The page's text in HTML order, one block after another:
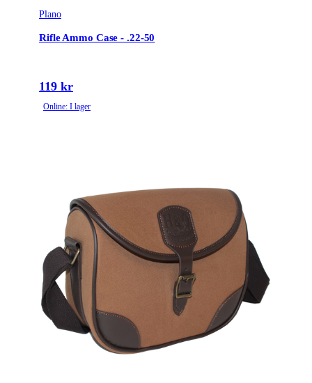
Plano
Rifle Ammo Case - .22-50
119 kr
Online: I lager